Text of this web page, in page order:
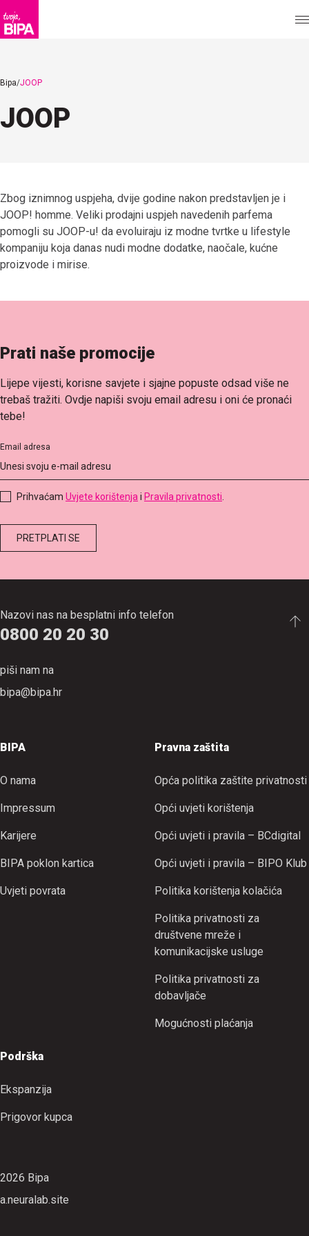
Bipa JOOP
JOOP
Zbog iznimnog uspjeha, dvije godine nakon predstavljen je i
JOOP! homme. Veliki prodajni uspjeh navedenih parfema
pomogli su JOOP-u! da evoluiraju iz modne tvrtke u lifestyle
kompaniju koja danas nudi modne dodatke, naočale, kućne
proizvode i mirise.
Nazovi nas na besplatni info telefon
0800 20 20 30
piši nam na
bipa@bipa.hr
BIPA
O nama
Impressum
Karijere
BIPA poklon kartica
Uvjeti povrata
Pravna zaštita
Opća politika zaštite privatnosti
Opći uvjeti korištenja
Opći uvjeti i pravila – BCdigital
Opći uvjeti i pravila – BIPO Klub
Politika korištenja kolačića
Politika privatnosti za
društvene mreže i
komunikacijske usluge
Politika privatnosti za
dobavljače
Mogućnosti plaćanja
Podrška
Ekspanzija
Prigovor kupca
2026 Bipa
a.neuralab.site
Prati naše promocije
Lijepe vijesti, korisne savjete i sjajne popuste odsad više ne
trebaš tražiti. Ovdje napiši svoju email adresu i oni će pronaći
tebe!
Email adresa
Prihvaćam Uvjete korištenja i Pravila privatnosti